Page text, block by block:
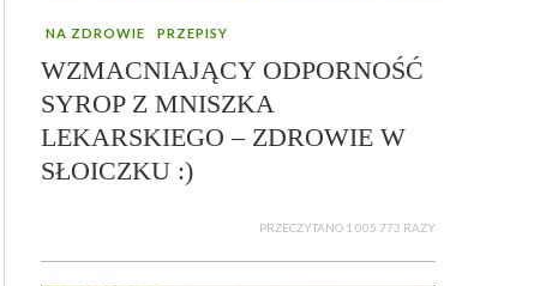
NA ZDROWIE PRZEPISY
WZMACNIAJĄCY ODPORNOŚĆ
SYROP Z MNISZKA
LEKARSKIEGO – ZDROWIE W
SŁOICZKU :)
PRZECZYTANO 1 005 773 RAZY